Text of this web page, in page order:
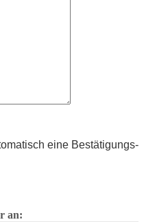
eine Bestätigungs-
an: